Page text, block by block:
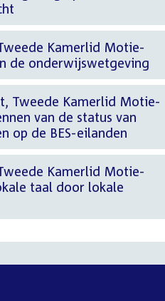
Kamerlid Motie-
de onderwijswetgeving
Tweede Kamerlid Motie-
van de status van
op de BES-eilanden
Kamerlid Motie-
taal door lokale